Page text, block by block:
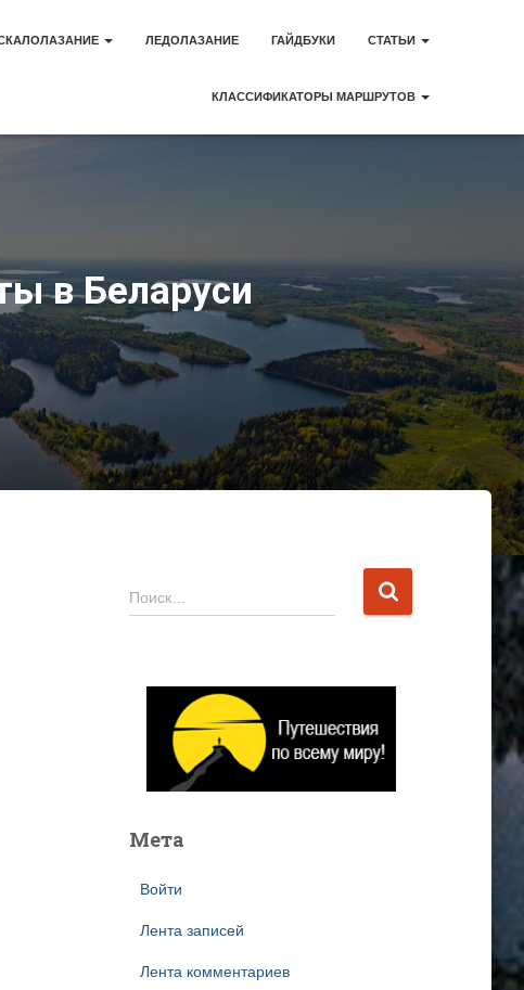
ЛЕДОЛАЗАНИЕ ГАЙДБУКИ СТАТЬИ
КЛАССИФИКАТОРЫ МАРШРУТОВ
в Беларуси
Н
а
Поиск…
Мета
Войти
Лента записей
Лента комментариев